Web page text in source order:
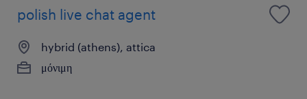
polish live chat agent
hybrid (athens), attica
μόνιμη